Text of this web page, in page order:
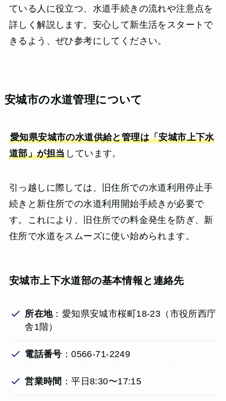
ている人に役立つ、水道手続きの流れや注意点を
詳しく解説します。安心して新生活をスタートで
きるよう、ぜひ参考にしてください。
安城市の水道管理について
愛知県安城市の水道供給と管理は「安城市上下水
道部」が担当 しています。
引っ越しに際しては、旧住所での水道利用停止手
続きと新住所での水道利用開始手続きが必要で
す。これにより、旧住所での料金発生を防ぎ、新
住所で水道をスムーズに使い始められます。
安城市上下水道部の基本情報と連絡先
所在地：愛知県安城市桜町18-23（市役所西庁
舎1階）
電話番号 ：0566-71-2249
営業時間 ：平日8:30〜17:15